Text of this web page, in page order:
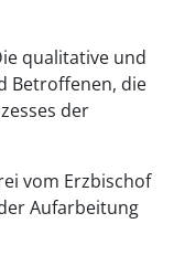
qualitative und
Betroffenen, die
der
vom Erzbischof
Aufarbeitung